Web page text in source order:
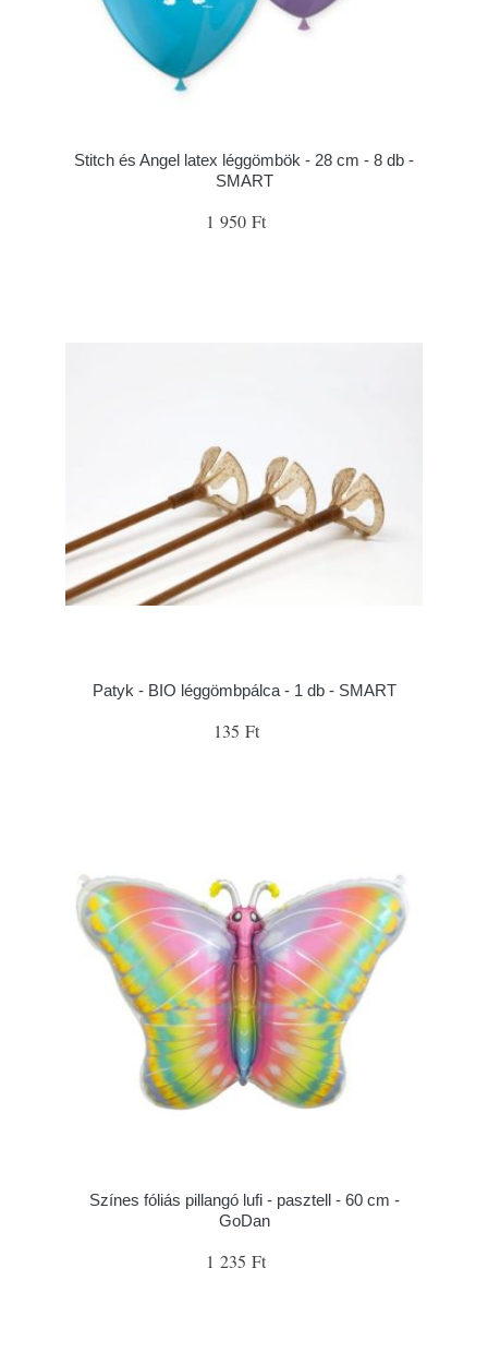
Stitch és Angel latex léggömbök - 28 cm - 8 db -
SMART
1 950 Ft
Patyk - BIO léggömbpálca - 1 db - SMART
135 Ft
Színes fóliás pillangó lufi - pasztell - 60 cm -
GoDan
1 235 Ft